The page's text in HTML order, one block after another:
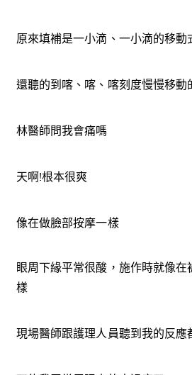
原來填補是一小滴、一小滴的移動
還聽的到喀、喀、喀刻度慢慢移動
林醫師問我會痛嗎
天啊!根本很爽
像在做臉部按摩一樣
眼周下緣平常很酸，施作時就像
樣
現場醫師跟護理人員聽到我的反應